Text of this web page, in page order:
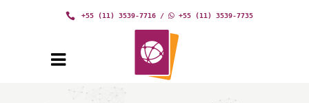
+55 (11) 3539-7716 / +55 (11) 3539-7735